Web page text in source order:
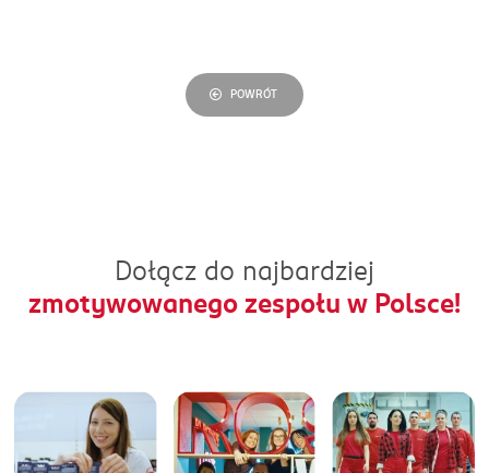
POWRÓT
Dołącz do najbardziej
zmotywowanego zespołu w Polsce!